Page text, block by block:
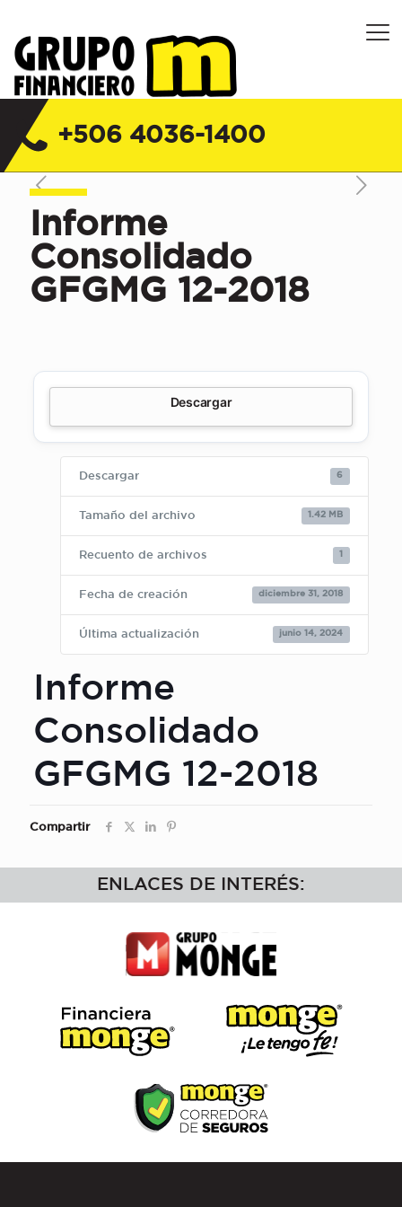
+506 4036-1400
Informe
Consolidado
GFGMG 12-2018
Descargar
Descargar 6
Tamaño del archivo 1.42 MB
Recuento de archivos
Fecha de creación diciembre 31, 2018
Última actualización junio 14, 2024
Informe
Consolidado
GFGMG 12-2018
Compartir
ENLACES DE INTERÉS: